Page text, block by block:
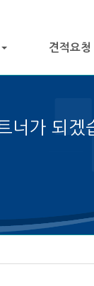
견적요청
너가 되겠